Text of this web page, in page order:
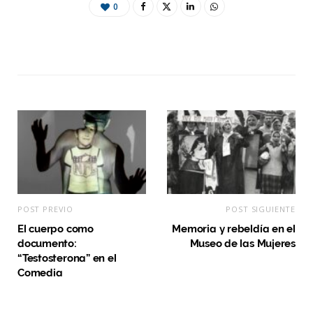
0
POST PREVIO
El cuerpo como
documento:
“Testosterona” en el
Comedia
POST SIGUIENTE
Memoria y rebeldía en el
Museo de las Mujeres